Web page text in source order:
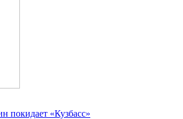
покидает «Кузбасс»